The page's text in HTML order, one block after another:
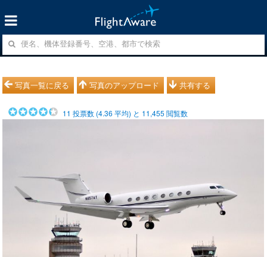
写真一覧に戻る 写真のアップロード 共有する
11 投票数 (4.36 平均) と 11,455 閲覧数